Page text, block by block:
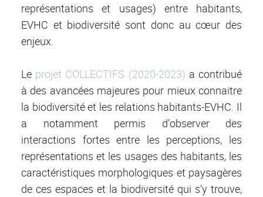
représentations et usages) entre habitants,
EVHC et biodiversité sont donc au cœur des
enjeux.
Le projet COLLECTIFS (2020-2023) a contribué
à des avancées majeures pour mieux connaitre
la biodiversité et les relations habitants-EVHC. Il
a notamment permis d’observer des
interactions fortes entre les perceptions, les
représentations et les usages des habitants, les
caractéristiques morphologiques et paysagères
de ces espaces et la biodiversité qui s’y trouve,